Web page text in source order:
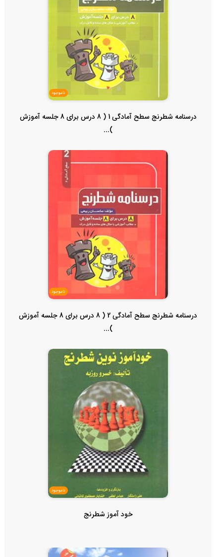
ناموجود
درسنامه شطرنج سطح آمادگی 1 ( 8 درس برای 8 جلسه آموزش
)...
ناموجود
درسنامه شطرنج سطح آمادگی 2 ( 8 درس برای 8 جلسه آموزش
)...
ناموجود
خود آموز شطرنج